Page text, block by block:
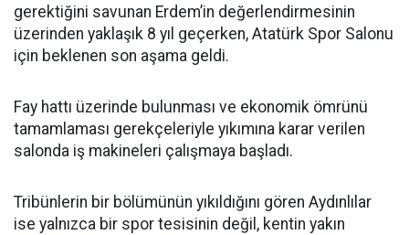
gerektiğini savunan Erdem’in değerlendirmesinin
üzerinden yaklaşık 8 yıl geçerken, Atatürk Spor Salonu
için beklenen son aşama geldi.
Fay hattı üzerinde bulunması ve ekonomik ömrünü
tamamlaması gerekçeleriyle yıkımına karar verilen
salonda iş makineleri çalışmaya başladı.
Tribünlerin bir bölümünün yıkıldığını gören Aydınlılar
ise yalnızca bir spor tesisinin değil, kentin yakın